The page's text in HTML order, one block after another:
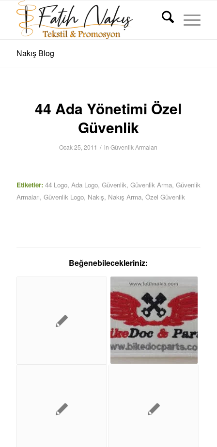
Nakış Blog
44 Ada Yönetimi Özel
Güvenlik
Ocak 25, 2011 / inGüvenlik Armaları
Etiketler: 44 Logo, Ada Logo,Güvenlik,Güvenlik Arma,Güvenlik
Armaları, Güvenlik Logo, Nakış, Nakış Arma, Özel Güvenlik
Beğenebilecekleriniz: